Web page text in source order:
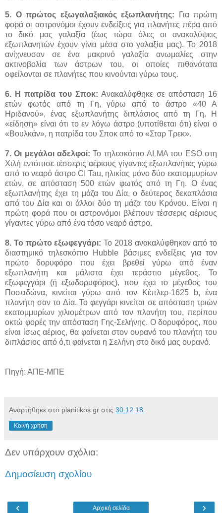
5. Ο πρώτος εξωγαλαξιακός εξωπλανήτης: Για πρώτη
φορά οι αστρονόμοι έχουν ενδείξεις για πλανήτες πέρα από
το δικό μας γαλαξία (έως τώρα όλες οι ανακαλύψεις
εξωπλανητών έχουν γίνει μέσα στο γαλαξία μας). Το 2018
ανίχνευσαν σε ένα μακρινό γαλαξία ανωμαλίες στην
ακτινοβολία των άστρων του, οι οποίες πιθανότατα
οφείλονται σε πλανήτες που κινούνται γύρω τους.
6. Η πατρίδα του Σποκ: Ανακαλύφθηκε σε απόσταση 16
ετών φωτός από τη Γη, γύρω από το άστρο «40 Α
Ηριδανού», ένας εξωπλανήτης διπλάσιος από τη Γη. Η
«είδηση» είναι ότι το εν λόγω άστρο (υποτίθεται ότι) είναι ο
«Βουλκάν», η πατρίδα του Σποκ από το «Σταρ Τρεκ».
7. Οι μεγάλοι αδελφοί: Το τηλεσκόπιο ALMA του ESO στη
Χιλή εντόπισε τέσσερις αέριους γίγαντες εξωπλανήτες γύρω
από το νεαρό άστρο CI Tau, ηλικίας μόνο δύο εκατομμυρίων
ετών, σε απόσταση 500 ετών φωτός από τη Γη. Ο ένας
εξωπλανήτης έχει τη μάζα του Δία, ο δεύτερος δεκαπλάσια
από του Δία και οι άλλοι δύο τη μάζα του Κρόνου. Είναι η
πρώτη φορά που οι αστρονόμοι βλέπουν τέσσερις αέριους
γίγαντες γύρω από ένα τόσο νεαρό άστρο.
8. Το πρώτο εξωφεγγάρι: Το 2018 ανακαλύφθηκαν από το
διαστημικό τηλεσκόπιο Hubble βάσιμες ενδείξεις για τον
πρώτο δορυφόρο που έχει βρεθεί γύρω από έναν
εξωπλανήτη και μάλιστα έχει τεράστιο μέγεθος. Το
εξωφεγγάρι (ή εξωδορυφόρος), που έχει το μέγεθος του
Ποσειδώνα, κινείται γύρω από τον Κέπλερ-1625 b, ένα
πλανήτη σαν το Δία. Το φεγγάρι κινείται σε απόσταση τριών
εκατομμυρίων χιλιομέτρων από τον πλανήτη του, περίπου
οκτώ φορές την απόσταση Γης-Σελήνης. Ο δορυφόρος, που
είναι ίσως αέριος, θα φαίνεται στον ουρανό του πλανήτη του
διπλάσιος από ό,τι φαίνεται η Σελήνη στο δικό μας ουρανό.
Πηγή: ΑΠΕ-ΜΠΕ
Αναρτήθηκε στο planitikos.gr στις 30.12.18
Κοινή χρήση
Δεν υπάρχουν σχόλια:
Δημοσίευση σχολίου
‹ ›
Αρχική σελίδα